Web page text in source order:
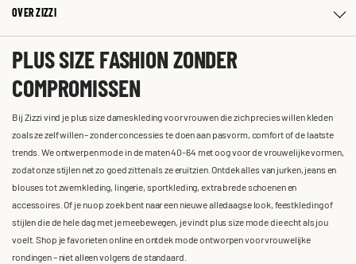
OVER ZIZZI
PLUS SIZE FASHION ZONDER
COMPROMISSEN
Bij Zizzi vind je plus size dameskleding voor vrouwen die zich precies willen kleden
zoals ze zelf willen – zonder concessies te doen aan pasvorm, comfort of de laatste
trends. We ontwerpen mode in de maten 40-64 met oog voor de vrouwelijke vormen,
zodat onze stijlen net zo goed zitten als ze eruitzien. Ontdek alles van jurken, jeans en
blouses tot zwemkleding, lingerie, sportkleding, extra brede schoenen en
accessoires. Of je nu op zoek bent naar een nieuwe alledaagse look, feestkleding of
stijlen die de hele dag met je meebewegen, je vindt plus size mode die echt als jou
voelt. Shop je favorieten online en ontdek mode ontworpen voor vrouwelijke
rondingen – niet alleen volgens de standaard.